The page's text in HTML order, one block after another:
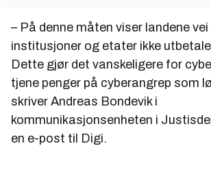
– På denne måten viser landene
institusjoner og etater ikke
Dette gjør det vanskeligere for
tjene penger på cyberangrep som
skriver Andreas Bondevik i
kommunikasjonsenheten i
en e-post til Digi.